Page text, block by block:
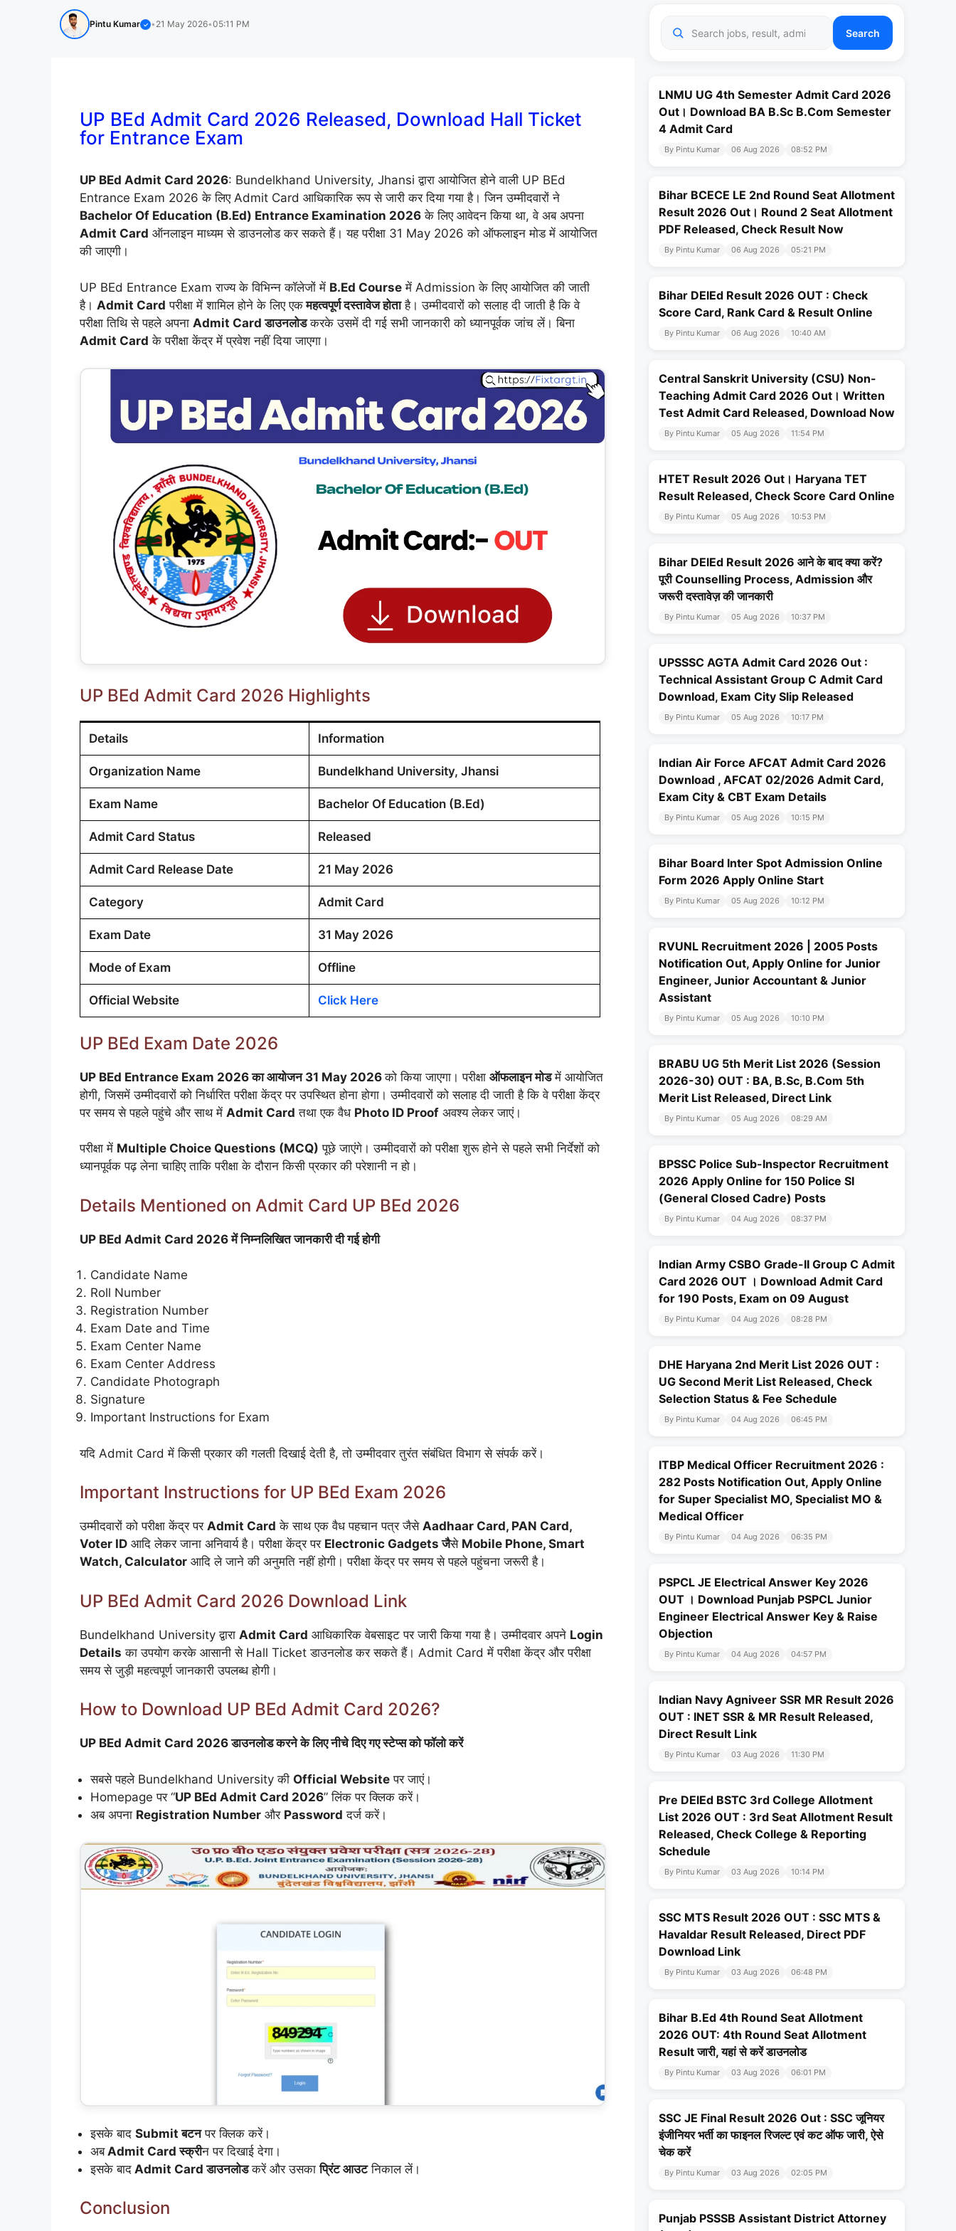
Pintu Kumar ✓ • 21 May 2026•05:11 PM
UP BEd Admit Card 2026 Released, Download Hall Ticket
for Entrance Exam
UP BEd Admit Card 2026: Bundelkhand University, Jhansi द्वारा आयोजित होने वाली UP BEd
Entrance Exam 2026 के लिए Admit Card आधिकारिक रूप से जारी कर दिया गया है। जिन उम्मीदवारों ने
Bachelor Of Education (B.Ed) Entrance Examination 2026 के लिए आवेदन किया था, वे अब अपना
Admit Card ऑनलाइन माध्यम से डाउनलोड कर सकते हैं। यह परीक्षा 31 May 2026 को ऑफलाइन मोड में आयोजित
की जाएगी।
UP BEd Entrance Exam राज्य के विभिन्न कॉलेजों में B.Ed Course में Admission के लिए आयोजित की जाती
है। Admit Card परीक्षा में शामिल होने के लिए एकमहत्वपूर्ण दस्तावेज होताहै। उम्मीदवारों को सलाह दी जाती है कि वे
परीक्षा तिथि से पहले अपना Admit Card डाउनलोडकरके उसमें दी गई सभी जानकारी को ध्यानपूर्वक जांच लें। बिना
Admit Card के परीक्षा केंद्र में प्रवेश नहीं दिया जाएगा।
UP BEd Admit Card 2026 Highlights
Details Information
Organization Name Bundelkhand University, Jhansi
Exam Name Bachelor Of Education (B.Ed)
Admit Card Status Released
Admit Card Release Date 21 May 2026
Category Admit Card
Exam Date 31 May 2026
Mode of Exam Offline
Official Website Click Here
UP BEd Exam Date 2026
UP BEd Entrance Exam 2026 का आयोजन 31 May 2026को किया जाएगा। परीक्षा ऑफलाइन मोडमें आयोजित
होगी, जिसमें उम्मीदवारों को निर्धारित परीक्षा केंद्र पर उपस्थित होना होगा। उम्मीदवारों को सलाह दी जाती है कि वे परीक्षा केंद्र
पर समय से पहले पहुंचे और साथ में Admit Card तथा एक वैध Photo ID Proof अवश्य लेकर जाएं।
परीक्षा में Multiple Choice Questions (MCQ) पूछे जाएंगे। उम्मीदवारों को परीक्षा शुरू होने से पहले सभी निर्देशों को
ध्यानपूर्वक पढ़ लेना चाहिए ताकि परीक्षा के दौरान किसी प्रकार की परेशानी न हो।
Details Mentioned on Admit Card UP BEd 2026
UP BEd Admit Card 2026 में निम्नलिखित जानकारी दी गई होगी
Candidate Name
Roll Number
Registration Number
Exam Date and Time
Exam Center Name
Exam Center Address
Candidate Photograph
Signature
Important Instructions for Exam
यदि Admit Card में किसी प्रकार की गलती दिखाई देती है, तो उम्मीदवार तुरंत संबंधित विभाग से संपर्क करें।
Important Instructions for UP BEd Exam 2026
उम्मीदवारों को परीक्षा केंद्र पर Admit Card के साथ एक वैध पहचान पत्र जैसे Aadhaar Card, PAN Card,
Voter ID आदि लेकर जाना अनिवार्य है। परीक्षा केंद्र पर Electronic Gadgets जैसे Mobile Phone, Smart
Watch, Calculator आदि ले जाने की अनुमति नहीं होगी। परीक्षा केंद्र पर समय से पहले पहुंचना जरूरी है।
UP BEd Admit Card 2026 Download Link
Bundelkhand University द्वारा Admit Card आधिकारिक वेबसाइट पर जारी किया गया है। उम्मीदवार अपने Login
Details का उपयोग करके आसानी से Hall Ticket डाउनलोड कर सकते हैं। Admit Card में परीक्षा केंद्र और परीक्षा
समय से जुड़ी महत्वपूर्ण जानकारी उपलब्ध होगी।
How to Download UP BEd Admit Card 2026?
UP BEd Admit Card 2026 डाउनलोड करने के लिए नीचे दिए गए स्टेप्स को फॉलो करें
सबसे पहले Bundelkhand University की Official Website पर जाएं।
Homepage पर “UP BEd Admit Card 2026” लिंक पर क्लिक करें।
अब अपना Registration Number और Password दर्ज करें।
इसके बाद Submit बटनपर क्लिक करें।
अबAdmit Card स्क्रीन पर दिखाई देगा।
इसके बाद Admit Card डाउनलोडकरें और उसकाप्रिंट आउटनिकाल लें।
Conclusion
Search
LNMU UG 4th Semester Admit Card 2026
Out। Download BA B.Sc B.Com Semester
4 Admit Card
By Pintu Kumar 06 Aug 2026 08:52 PM
Bihar BCECE LE 2nd Round Seat Allotment
Result 2026 Out। Round 2 Seat Allotment
PDF Released, Check Result Now
By Pintu Kumar 06 Aug 2026 05:21 PM
Bihar DElEd Result 2026 OUT : Check
Score Card, Rank Card & Result Online
By Pintu Kumar 06 Aug 2026 10:40 AM
Central Sanskrit University (CSU) Non-
Teaching Admit Card 2026 Out। Written
Test Admit Card Released, Download Now
By Pintu Kumar 05 Aug 2026 11:54 PM
HTET Result 2026 Out। Haryana TET
Result Released, Check Score Card Online
By Pintu Kumar 05 Aug 2026 10:53 PM
Bihar DElEd Result 2026 आने के बाद क्या करें?
पूरी Counselling Process, Admission और
जरूरी दस्तावेज़ की जानकारी
By Pintu Kumar 05 Aug 2026 10:37 PM
UPSSSC AGTA Admit Card 2026 Out :
Technical Assistant Group C Admit Card
Download, Exam City Slip Released
By Pintu Kumar 05 Aug 2026 10:17 PM
Indian Air Force AFCAT Admit Card 2026
Download , AFCAT 02/2026 Admit Card,
Exam City & CBT Exam Details
By Pintu Kumar 05 Aug 2026 10:15 PM
Bihar Board Inter Spot Admission Online
Form 2026 Apply Online Start
By Pintu Kumar 05 Aug 2026 10:12 PM
RVUNL Recruitment 2026 | 2005 Posts
Notification Out, Apply Online for Junior
Engineer, Junior Accountant & Junior
Assistant
By Pintu Kumar 05 Aug 2026 10:10 PM
BRABU UG 5th Merit List 2026 (Session
2026-30) OUT : BA, B.Sc, B.Com 5th
Merit List Released, Direct Link
By Pintu Kumar 05 Aug 2026 08:29 AM
BPSSC Police Sub-Inspector Recruitment
2026 Apply Online for 150 Police SI
(General Closed Cadre) Posts
By Pintu Kumar 04 Aug 2026 08:37 PM
Indian Army CSBO Grade-II Group C Admit
Card 2026 OUT । Download Admit Card
for 190 Posts, Exam on 09 August
By Pintu Kumar 04 Aug 2026 08:28 PM
DHE Haryana 2nd Merit List 2026 OUT :
UG Second Merit List Released, Check
Selection Status & Fee Schedule
By Pintu Kumar 04 Aug 2026 06:45 PM
ITBP Medical Officer Recruitment 2026 :
282 Posts Notification Out, Apply Online
for Super Specialist MO, Specialist MO &
Medical Officer
By Pintu Kumar 04 Aug 2026 06:35 PM
PSPCL JE Electrical Answer Key 2026
OUT । Download Punjab PSPCL Junior
Engineer Electrical Answer Key & Raise
Objection
By Pintu Kumar 04 Aug 2026 04:57 PM
Indian Navy Agniveer SSR MR Result 2026
OUT : INET SSR & MR Result Released,
Direct Result Link
By Pintu Kumar 03 Aug 2026 11:30 PM
Pre DElEd BSTC 3rd College Allotment
List 2026 OUT : 3rd Seat Allotment Result
Released, Check College & Reporting
Schedule
By Pintu Kumar 03 Aug 2026 10:14 PM
SSC MTS Result 2026 OUT : SSC MTS &
Havaldar Result Released, Direct PDF
Download Link
By Pintu Kumar 03 Aug 2026 06:48 PM
Bihar B.Ed 4th Round Seat Allotment
2026 OUT: 4th Round Seat Allotment
Result जारी, यहां से करें डाउनलोड
By Pintu Kumar 03 Aug 2026 06:01 PM
SSC JE Final Result 2026 Out : SSC जूनियर
इंजीनियर भर्ती का फाइनल रिजल्ट एवं कट ऑफ जारी, ऐसे
चेक करें
By Pintu Kumar 03 Aug 2026 02:05 PM
Punjab PSSSB Assistant District Attorney